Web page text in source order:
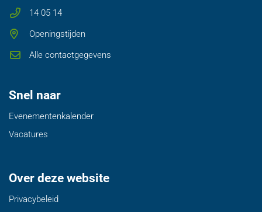
14 05 14
Openingstijden
Alle contactgegevens
Snel naar
Evenementenkalender
Vacatures
Over deze website
Privacybeleid